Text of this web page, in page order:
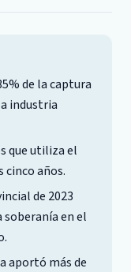
de la captura
industria
que utiliza el
cinco años.
de 2023
en el
aportó más de